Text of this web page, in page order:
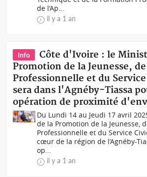
de l’Ap...
il y a 1 an
Info
Côte d'Ivoire : le
Promotion de la Jeunesse,
Professionnelle et du
sera dans l'Agnéby-Tiassa
opération de proximité
Du Lundi 14 au Jeudi 17 avril
de la Promotion de la Jeunesse,
Professionnelle et du Service
cœur de la région de l’Agnéby-
op...
il y a 1 an